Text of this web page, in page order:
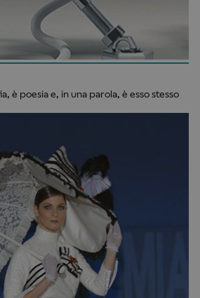
è poesia e, in una parola, è esso stesso